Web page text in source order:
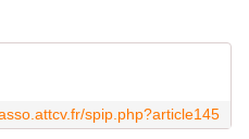
spip.php?article145